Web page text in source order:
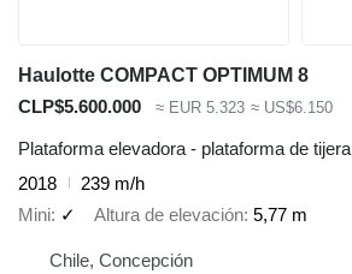
Haulotte COMPACT OPTIMUM 8
CLP$5.600.000
≈ EUR 5.323 ≈ US$6.150
Plataforma elevadora - plataforma de tijera
2018
239 m/h
Mini ✓ Altura de elevación 5,77 m
Chile, Concepción